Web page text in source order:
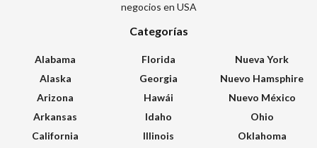
negocios en USA
Categorías
Alabama
Alaska
Arizona
Arkansas
California
Florida
Georgia
Hawái
Idaho
Illinois
Nueva York
Nuevo Hamsphire
Nuevo México
Ohio
Oklahoma